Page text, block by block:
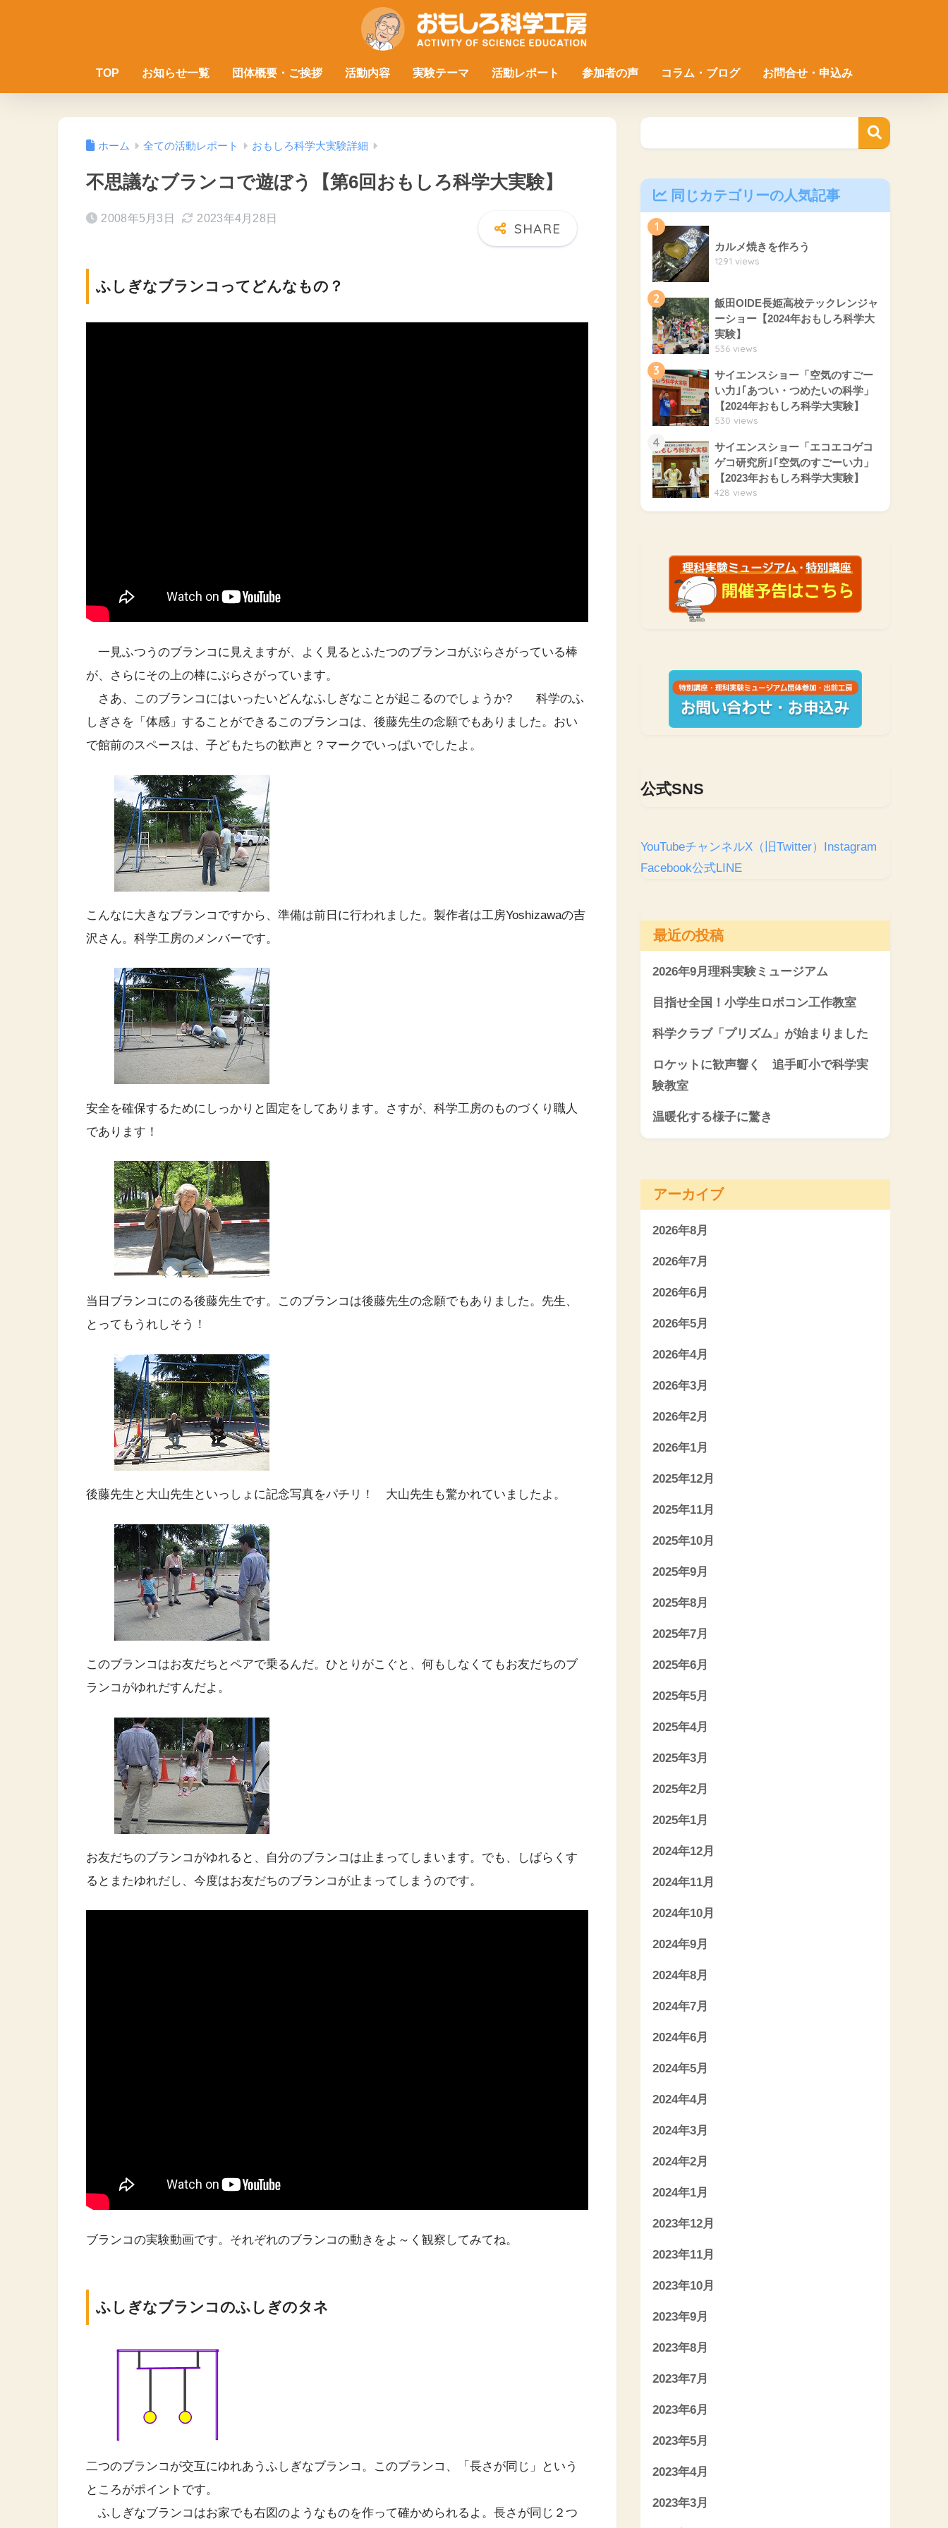
TOP お知らせ一覧 団体概要・ご挨拶 活動内容 実験テーマ 活動レポート 参加者の声 コラム・ブログ お問合せ・申込み
ホーム 全ての活動レポート おもしろ科学大実験詳細
不思議なブランコで遊ぼう【第6回おもしろ科学大実験】
2008年5月3日 2023年4月28日
ふしぎなブランコってどんなもの？
一見ふつうのブランコに見えますが、よく見るとふたつのブランコがぶらさがっている棒
が、さらにその上の棒にぶらさがっています。
さあ、このブランコにはいったいどんなふしぎなことが起こるのでしょうか? 科学のふ
しぎさを「体感」することができるこのブランコは、後藤先生の念願でもありました。おい
で館前のスペースは、子どもたちの歓声と？マークでいっぱいでしたよ。
こんなに大きなブランコですから、準備は前日に行われました。製作者は工房Yoshizawaの吉
沢さん。科学工房のメンバーです。
安全を確保するためにしっかりと固定をしてあります。さすが、科学工房のものづくり職人
であります！
当日ブランコにのる後藤先生です。このブランコは後藤先生の念願でもありました。先生、
とってもうれしそう！
後藤先生と大山先生といっしょに記念写真をパチリ！ 大山先生も驚かれていましたよ。
このブランコはお友だちとペアで乗るんだ。ひとりがこぐと、何もしなくてもお友だちのブ
ランコがゆれだすんだよ。
お友だちのブランコがゆれると、自分のブランコは止まってしまいます。でも、しばらくす
るとまたゆれだし、今度はお友だちのブランコが止まってしまうのです。
ブランコの実験動画です。それぞれのブランコの動きをよ～く観察してみてね。
ふしぎなブランコのふしぎのタネ
二つのブランコが交互にゆれあうふしぎなブランコ。このブランコ、「長さが同じ」という
ところがポイントです。
ふしぎなブランコはお家でも右図のようなものを作って確かめられるよ。長さが同じ２つ
同じカテゴリーの人気記事
1
カルメ焼きを作ろう
1291 views
2
飯田OIDE長姫高校テックレンジャ
ーショー【2024年おもしろ科学大
実験】
536 views
3
サイエンスショー「空気のすごー
い力｣｢あつい・つめたいの科学」
【2024年おもしろ科学大実験】
530 views
4
サイエンスショー「エコエコゲコ
ゲコ研究所｣｢空気のすごーい力」
【2023年おもしろ科学大実験】
428 views
公式SNS
YouTubeチャンネルX（旧Twitter） Instagram
Facebook公式LINE
最近の投稿
2026年9月理科実験ミュージアム
目指せ全国！小学生ロボコン工作教室
科学クラブ「プリズム」が始まりました
ロケットに歓声響く 追手町小で科学実
験教室
温暖化する様子に驚き
アーカイブ
2026年8月
2026年7月
2026年6月
2026年5月
2026年4月
2026年3月
2026年2月
2026年1月
2025年12月
2025年11月
2025年10月
2025年9月
2025年8月
2025年7月
2025年6月
2025年5月
2025年4月
2025年3月
2025年2月
2025年1月
2024年12月
2024年11月
2024年10月
2024年9月
2024年8月
2024年7月
2024年6月
2024年5月
2024年4月
2024年3月
2024年2月
2024年1月
2023年12月
2023年11月
2023年10月
2023年9月
2023年8月
2023年7月
2023年6月
2023年5月
2023年4月
2023年3月